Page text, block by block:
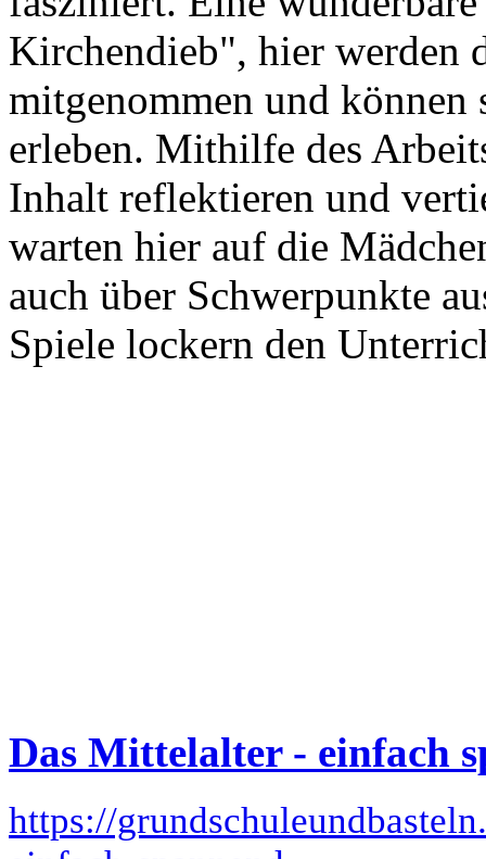
Kirchendieb", hier werden
mitgenommen und können
erleben. Mithilfe des
Inhalt reflektieren und
warten hier auf die
auch über Schwerpunkte
Spiele lockern den
Das Mittelalter - einfach
https://